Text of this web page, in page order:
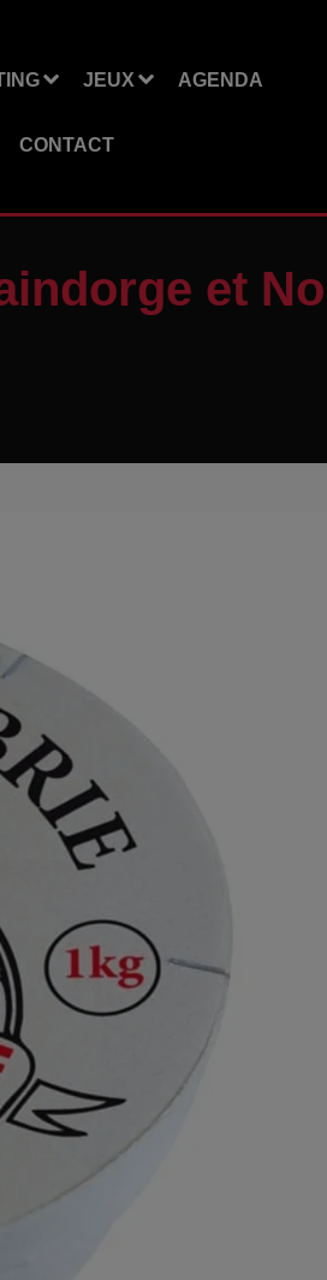
JEUX AGENDA
CONTACT
et